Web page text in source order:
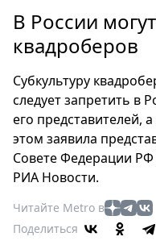
Россия
Мир
Еда
Туризм
Мода
Театр
Кино
Афиша
Книги
В России
квадроберов
Субкультуру
следует запретить в
его представителей,
этом заявила
Совете Федерации
РИА Новости.
Читайте Metro в
Поделиться